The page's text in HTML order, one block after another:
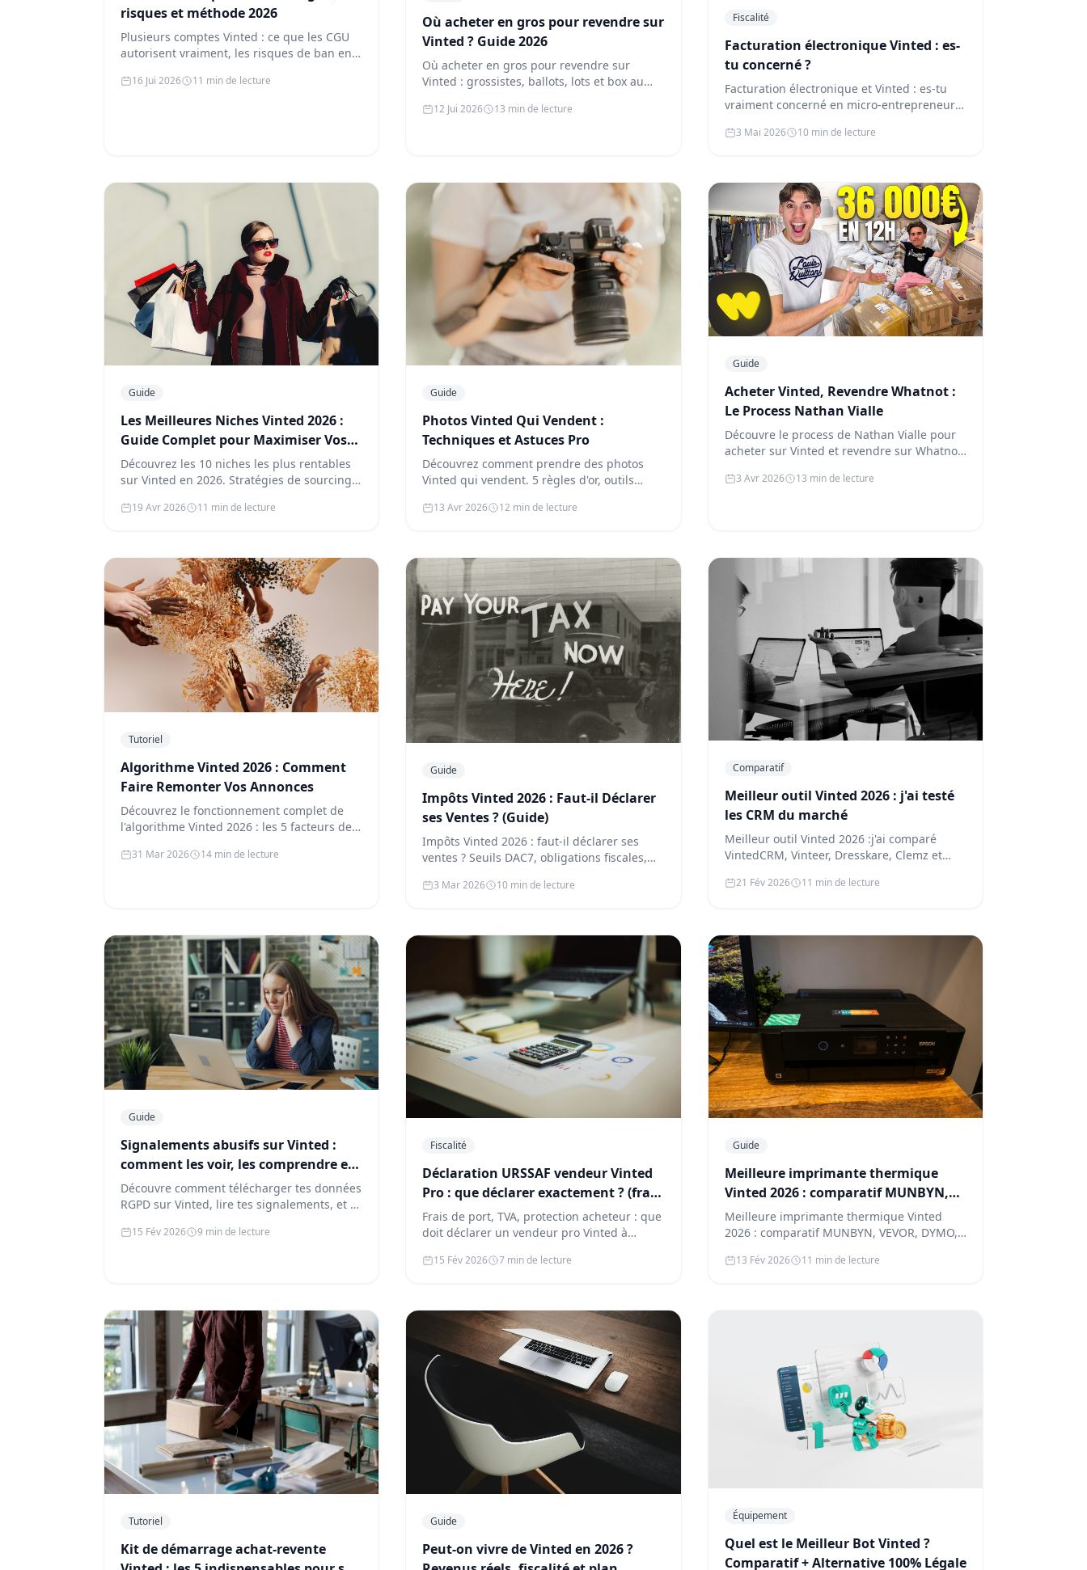
risques et méthode 2026
Plusieurs comptes Vinted : ce que les CGU
autorisent vraiment, les risques de ban en
16 Jui 2026 11 min de lecture
Où acheter en gros pour revendre sur
Vinted ? Guide 2026
Où acheter en gros pour revendre sur
Vinted : grossistes, ballots, lots et box au
12 Jui 2026 13 min de lecture
Fiscalité
Facturation électronique Vinted : es-
tu concerné ?
Facturation électronique et Vinted : es-tu
vraiment concerné en micro-entrepreneur ?
3 Mai 2026 10 min de lecture
Guide
Les Meilleures Niches Vinted 2026 :
Guide Complet pour Maximiser Vos
Ventes
Découvrez les 10 niches les plus rentables
sur Vinted en 2026. Stratégies de sourcing,
19 Avr 2026 11 min de lecture
Guide
Photos Vinted Qui Vendent :
Techniques et Astuces Pro
Découvrez comment prendre des photos
Vinted qui vendent. 5 règles d'or, outils
13 Avr 2026 12 min de lecture
Guide
Acheter Vinted, Revendre Whatnot :
Le Process Nathan Vialle
Découvre le process de Nathan Vialle pour
acheter sur Vinted et revendre sur Whatnot.
3 Avr 2026 13 min de lecture
Tutoriel
Algorithme Vinted 2026 : Comment
Faire Remonter Vos Annonces
Découvrez le fonctionnement complet de
l'algorithme Vinted 2026 : les 5 facteurs de
31 Mar 2026 14 min de lecture
Guide
Impôts Vinted 2026 : Faut-il Déclarer
ses Ventes ? (Guide)
Impôts Vinted 2026 : faut-il déclarer ses
ventes ? Seuils DAC7, obligations fiscales,
3 Mar 2026 10 min de lecture
Comparatif
Meilleur outil Vinted 2026 : j'ai testé
les CRM du marché
Meilleur outil Vinted 2026 :j'ai comparé
VintedCRM, Vinteer, Dresskare, Clemz et
21 Fév 2026 11 min de lecture
Guide
Signalements abusifs sur Vinted :
comment les voir, les comprendre et
se protéger
Découvre comment télécharger tes données
RGPD sur Vinted, lire tes signalements, et te
15 Fév 2026 9 min de lecture
Fiscalité
Déclaration URSSAF vendeur Vinted
Pro : que déclarer exactement ? (frais
de port, TVA, protection acheteur)
Frais de port, TVA, protection acheteur : que
doit déclarer un vendeur pro Vinted à
15 Fév 2026 7 min de lecture
Guide
Meilleure imprimante thermique
Vinted 2026 : comparatif MUNBYN,
VEVOR, DYMO. Choisissez selon votre
volume de colis. Économisez temps
Meilleure imprimante thermique Vinted
2026 : comparatif MUNBYN, VEVOR, DYMO,
13 Fév 2026 11 min de lecture
Tutoriel
Kit de démarrage achat-revente
Guide
Peut-on vivre de Vinted en 2026 ?
Équipement
Quel est le Meilleur Bot Vinted ?
Comparatif + Alternative 100% Légale